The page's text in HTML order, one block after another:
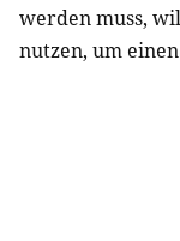
werden muss,
nutzen, um